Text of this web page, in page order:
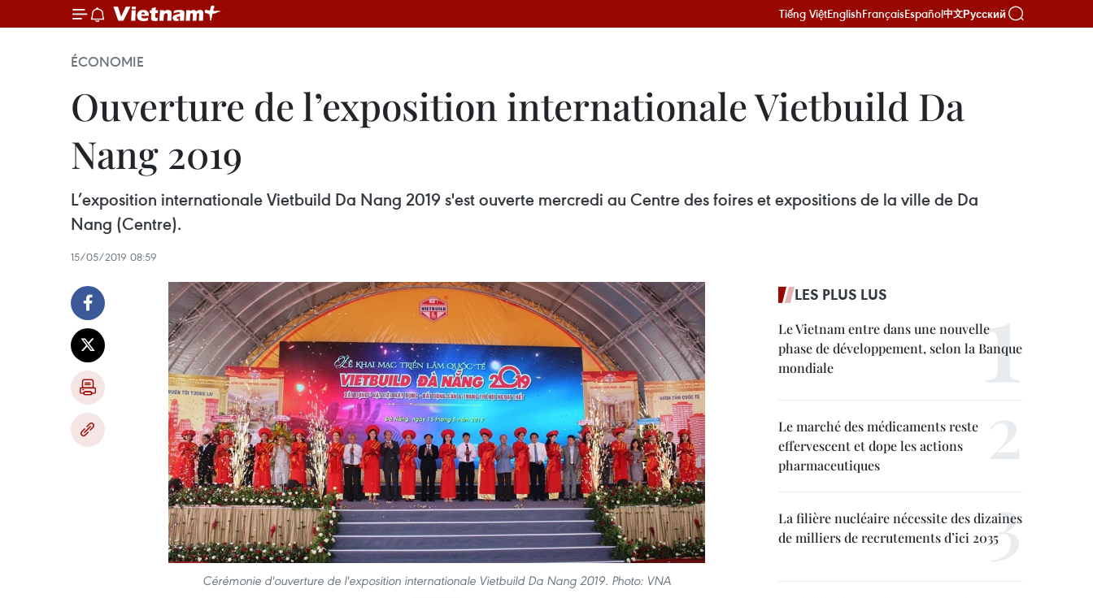
Tiếng ViệtEnglishFrançaisEspañol中文Русский
ÉCONOMIE
Ouverture de l’exposition internationale Vietbuild Da
Nang 2019
L’exposition internationale Vietbuild Da Nang 2019 s'est ouverte mercredi au Centre des foires et expositions de la ville de Da
Nang (Centre).
15/05/2019 08:59
Cérémonie d'ouverture de l'exposition internationale Vietbuild Da Nang 2019. Photo: VNA
LES PLUS LUS
Le Vietnam entre dans une nouvelle
phase de développement, selon la Banque
mondiale
Le marché des médicaments reste
effervescent et dope les actions
pharmaceutiques
La filière nucléaire nécessite des dizaines
de milliers de recrutements d’ici 2035